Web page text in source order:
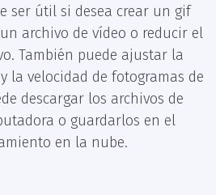
ser útil si desea crear un gif
archivo de vídeo o reducir el
También puede ajustar la
la velocidad de fotogramas de
descargar los archivos de
o guardarlos en el
en la nube.